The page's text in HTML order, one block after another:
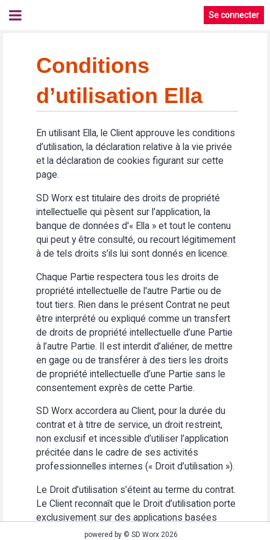
Se connecter
Conditions
d’utilisation Ella
En utilisant Ella, le Client approuve les conditions
d’utilisation, la déclaration relative à la vie privée
et la déclaration de cookies figurant sur cette
page.
SD Worx est titulaire des droits de propriété
intellectuelle qui pèsent sur l’application, la
banque de données d'« Ella » et tout le contenu
qui peut y être consulté, ou recourt légitimement
à de tels droits s’ils lui sont donnés en licence.
Chaque Partie respectera tous les droits de
propriété intellectuelle de l'autre Partie ou de
tout tiers. Rien dans le présent Contrat ne peut
être interprété ou expliqué comme un transfert
de droits de propriété intellectuelle d’une Partie
à l’autre Partie. Il est interdit d’aliéner, de mettre
en gage ou de transférer à des tiers les droits
de propriété intellectuelle d’une Partie sans le
consentement exprès de cette Partie.
SD Worx accordera au Client, pour la durée du
contrat et à titre de service, un droit restreint,
non exclusif et incessible d’utiliser l’application
précitée dans le cadre de ses activités
professionnelles internes (« Droit d’utilisation »).
Le Droit d’utilisation s’éteint au terme du contrat.
Le Client reconnaît que le Droit d’utilisation porte
exclusivement sur des applications basées
Web. Le Client s’abstiendra (i) d’utiliser
powered by © SD Worx 2026